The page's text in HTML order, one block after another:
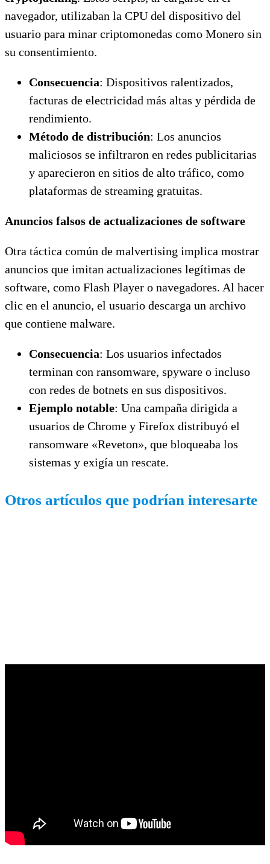
navegador, utilizaban la CPU del dispositivo del
usuario para minar criptomonedas como Monero sin
su consentimiento.
Consecuencia: Dispositivos ralentizados,
facturas de electricidad más altas y pérdida de
rendimiento.
Método de distribución: Los anuncios
maliciosos se infiltraron en redes publicitarias
y aparecieron en sitios de alto tráfico, como
plataformas de streaming gratuitas.
Anuncios falsos de actualizaciones de software
Otra táctica común de malvertising implica mostrar
anuncios que imitan actualizaciones legítimas de
software, como Flash Player o navegadores. Al hacer
clic en el anuncio, el usuario descarga un archivo
que contiene malware.
Consecuencia: Los usuarios infectados
terminan con ransomware, spyware o incluso
con redes de botnets en sus dispositivos.
Ejemplo notable: Una campaña dirigida a
usuarios de Chrome y Firefox distribuyó el
ransomware «Reveton», que bloqueaba los
sistemas y exigía un rescate.
Otros artículos que podrían interesarte